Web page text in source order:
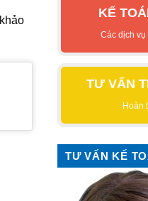
KẾ
Các dịch
TƯ VẤN
Hoàn
TƯ VẤN KẾ